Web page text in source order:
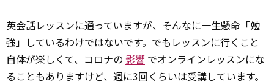
英会話レッスンに通っていますが、そんなに一生懸命「勉
強」しているわけではないです。でもレッスンに行くこと
自体が楽しくて、コロナの 影響 でオンラインレッスンにな
ることもありますけど、週に3回くらいは受講しています。